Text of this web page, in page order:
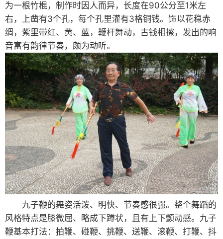
为一根竹棍，制作时因人而异，长度在90公分至1米左
右，上凿有3个孔，每个孔里灌有3格铜钱。饰以花稳赤
绸，紫里带红、黄、蓝，鞭杆舞动，古钱相擦，发出的响
音富有韵律节奏，颇为动听。
九子鞭的舞姿活泼、明快、节奏感很强。整个舞蹈的
风格特点是膝微屈、略成下蹲状，且有上下颤动感。九子
鞭基本打法：拍鞭、碰鞭、挑鞭、送鞭、滚鞭、打鞭、抖